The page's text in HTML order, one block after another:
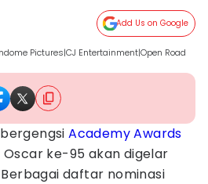
Add Us on Google
Pictures|CJ Entertainment|Open Road
Academy Awards
ke-95 akan digelar
Berbagai daftar nominasi